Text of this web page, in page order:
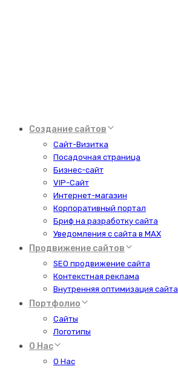
Создание сайтов
Сайт-Визитка
Посадочная страница
Бизнес-сайт
VIP-Сайт
Интернет-магазин
Корпоративный портал
Бриф на разработку сайта
Уведомления с сайта в MAX
Продвижение сайтов
SEO продвижение сайта
Контекстная реклама
Внутренняя оптимизация сайта
Портфолио
Сайты
Логотипы
О Нас
О Нас